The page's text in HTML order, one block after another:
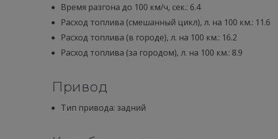
Время разгона до 100 км/ч, сек.: 6.4
Расход топлива (смешанный цикл), л. на 100 км.: 11.6
Расход топлива (в городе), л. на 100 км.: 16.2
Расход топлива (за городом), л. на 100 км.: 8.9
Привод
Тип привода: задний